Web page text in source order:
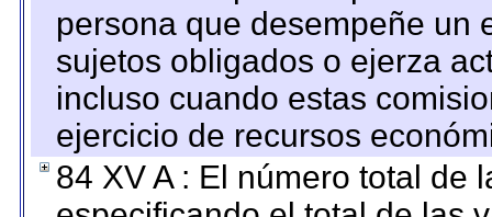
persona que desempeñe un
sujetos obligados o ejerza
incluso cuando estas
ejercicio de recursos
84 XV A : El número total de